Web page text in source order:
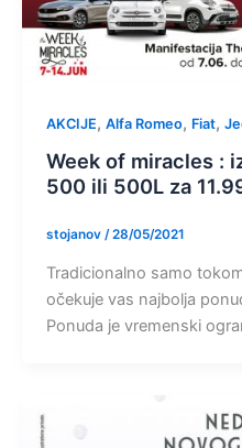
AKCIJE, Alfa Romeo, Fiat,
Week of miracles :
500 ili 500L za
stojanov /28/05/2021
Tradicionalno samo
očekuje vas najbolja
Ponuda je vremenski